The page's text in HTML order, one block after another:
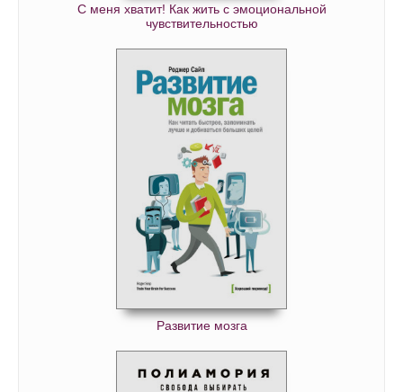
С меня хватит! Как жить с эмоциональной
чувствительностью
Развитие мозга